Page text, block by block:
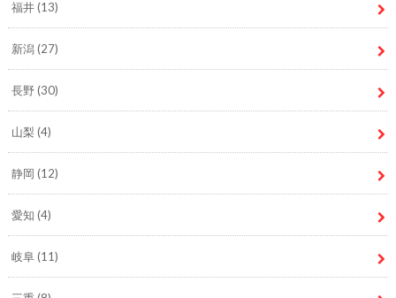
福井(13)
新潟(27)
長野(30)
山梨 (4)
静岡 (12)
愛知 (4)
岐阜(11)